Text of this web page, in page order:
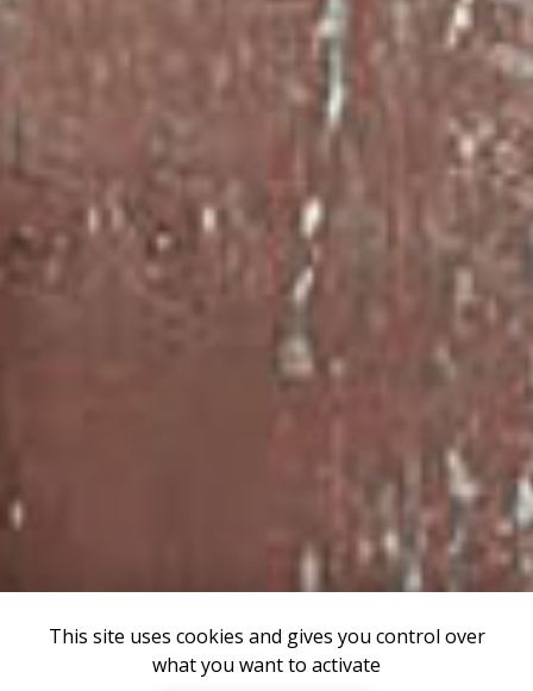
This site uses cookies and gives you control over
what you want to activate